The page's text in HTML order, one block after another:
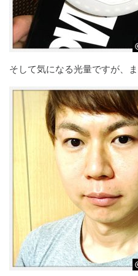
そして気になる光量ですが、